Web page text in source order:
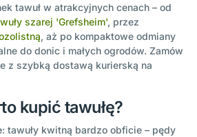
tawuł w atrakcyjnych cenach – od
szarej 'Grefsheim', przez
, aż po kompaktowe odmiany
do donic i małych ogrodów. Zamów
z szybką dostawą kurierską na
kupić tawułę?
: tawuły kwitną bardzo obficie – pędy